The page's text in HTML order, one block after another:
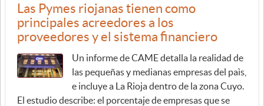
Las Pymes riojanas tienen como
principales acreedores a los
proveedores y el sistema financiero
Un informe de CAME detalla la realidad de
las pequeñas y medianas empresas del paìs,
e incluye a La Rioja dentro de la zona Cuyo.
El estudio describe: el porcentaje de empresas que se